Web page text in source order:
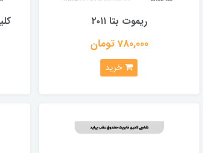
ریموت بتا ۲۰۱۱
780,000 تومان
خرید